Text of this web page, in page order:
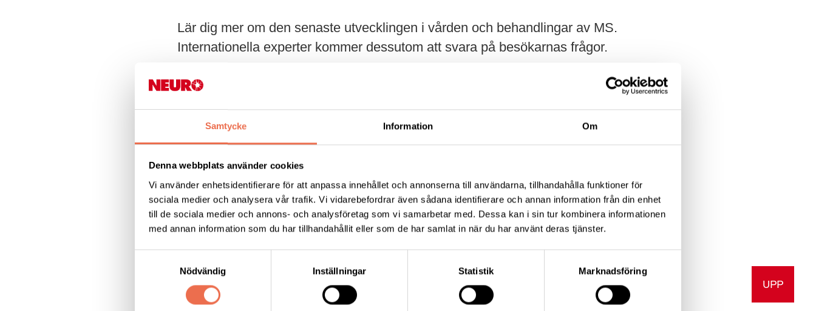
Samtycke Information Om
Denna webbplats använder cookies
Vi använder enhetsidentifierare för att anpassa innehållet och annonserna till användarna, tillhandahålla funktioner för
sociala medier och analysera vår trafik. Vi vidarebefordrar även sådana identifierare och annan information från din enhet
till de sociala medier och annons- och analysföretag som vi samarbetar med. Dessa kan i sin tur kombinera informationen
med annan information som du har tillhandahållit eller som de har samlat in när du har använt deras tjänster.
Nödvändig
Inställningar Statistik Marknadsföring
Lär dig mer om den senaste utvecklingen i vården och behandlingar av MS.
Internationella experter kommer dessutom att svara på besökarnas frågor.
Konferensen hålls i Milano lördagen den 14 oktober kl. 15:00-17:00, men går att följa digitalt
via länken nedan. Den kommer att genomföras på engelska men det finns översättningar till
Länk till eventet
Dela denna sida: Skriv ut UPP